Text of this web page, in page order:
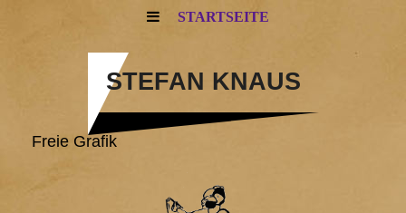
STARTSEITE
STEFAN KNAUS
Freie Grafik